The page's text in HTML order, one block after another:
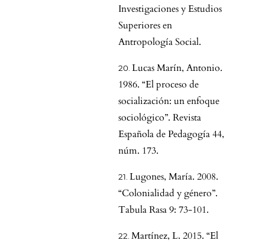
Investigaciones y Estudios
Superiores en
Antropología Social.
Lucas Marín, Antonio.
1986. “El proceso de
socialización: un enfoque
sociológico”. Revista
Española de Pedagogía 44,
núm. 173.
Lugones, María. 2008.
“Colonialidad y género”.
Tabula Rasa 9: 73-101.
Martínez, L. 2015. “El